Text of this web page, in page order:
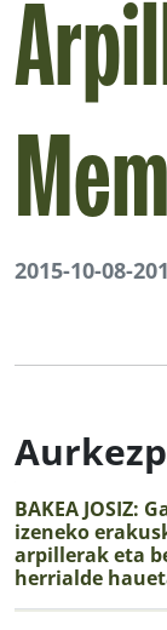
2015-10-08-
BAKEA JOSIZ:
izeneko
arpillerak eta
herrialde